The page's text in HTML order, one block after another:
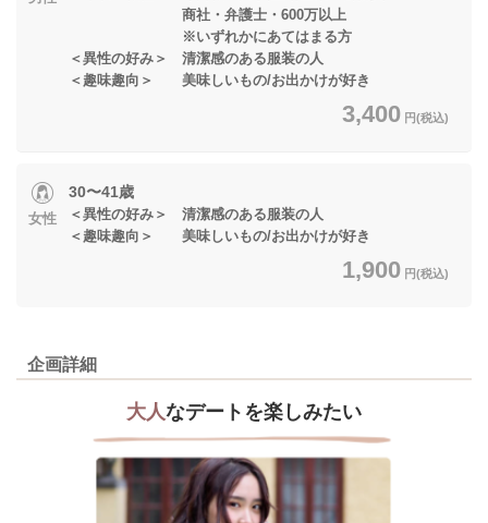
商社・弁護士・600万以上
※いずれかにあてはまる方
＜異性の好み＞ 清潔感のある服装の人
＜趣味趣向＞ 美味しいもの/お出かけが好き
3,400 円(税込)
女性
30〜41歳
＜異性の好み＞ 清潔感のある服装の人
＜趣味趣向＞ 美味しいもの/お出かけが好き
1,900 円(税込)
企画詳細
大人なデートを楽しみたい